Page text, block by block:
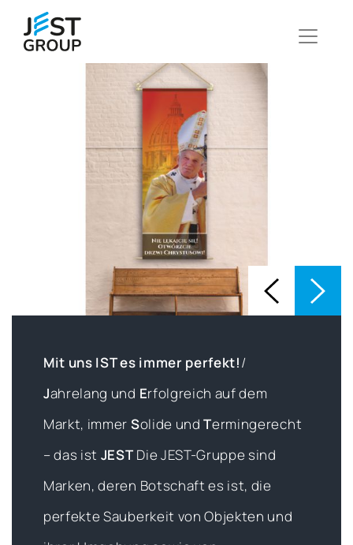
Mit uns IST es immer perfekt!/
Jahrelang und Erfolgreich auf dem
Markt, immer Solide undTermingerecht
– das ist JEST Die JEST-Gruppe sind
Marken, deren Botschaft es ist, die
perfekte Sauberkeit von Objekten und